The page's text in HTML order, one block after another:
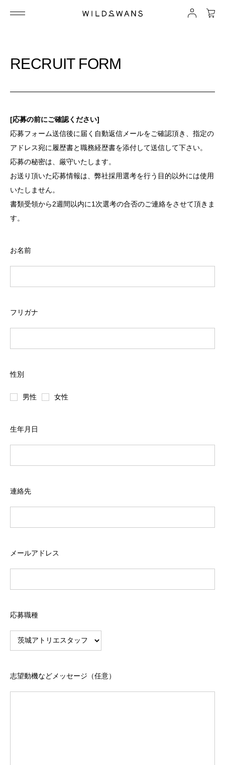
RECRUIT FORM
[応募の前にご確認ください]
応募フォーム送信後に届く自動返信メールをご確認頂き、指定の
アドレス宛に履歴書と職務経歴書を添付して送信して下さい。
応募の秘密は、厳守いたします。
お送り頂いた応募情報は、弊社採用選考を行う目的以外には使用
いたしません。
書類受領から2週間以内に1次選考の合否のご連絡をさせて頂きま
す。
お名前
フリガナ
性別
男性 女性
生年月日
連絡先
メールアドレス
応募職種
志望動機など メッセージ（任意）